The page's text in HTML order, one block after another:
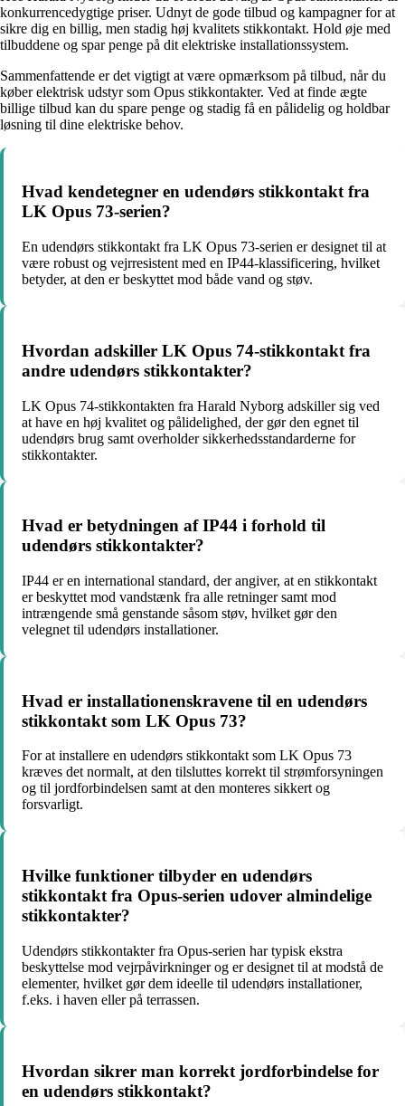
konkurrencedygtige priser. Udnyt de gode tilbud og kampagner for at
sikre dig en billig, men stadig høj kvalitets stikkontakt. Hold øje med
tilbuddene og spar penge på dit elektriske installationssystem.
Sammenfattende er det vigtigt at være opmærksom på tilbud, når du
køber elektrisk udstyr som Opus stikkontakter. Ved at finde ægte
billige tilbud kan du spare penge og stadig få en pålidelig og holdbar
løsning til dine elektriske behov.
Hvad kendetegner en udendørs stikkontakt fra
LK Opus 73-serien?
En udendørs stikkontakt fra LK Opus 73-serien er designet til at
være robust og vejrresistent med en IP44-klassificering, hvilket
betyder, at den er beskyttet mod både vand og støv.
Hvordan adskiller LK Opus 74-stikkontakt fra
andre udendørs stikkontakter?
LK Opus 74-stikkontakten fra Harald Nyborg adskiller sig ved
at have en høj kvalitet og pålidelighed, der gør den egnet til
udendørs brug samt overholder sikkerhedsstandarderne for
stikkontakter.
Hvad er betydningen af IP44 i forhold til
udendørs stikkontakter?
IP44 er en international standard, der angiver, at en stikkontakt
er beskyttet mod vandstænk fra alle retninger samt mod
intrængende små genstande såsom støv, hvilket gør den
velegnet til udendørs installationer.
Hvad er installationenskravene til en udendørs
stikkontakt som LK Opus 73?
For at installere en udendørs stikkontakt som LK Opus 73
kræves det normalt, at den tilsluttes korrekt til strømforsyningen
og til jordforbindelsen samt at den monteres sikkert og
forsvarligt.
Hvilke funktioner tilbyder en udendørs
stikkontakt fra Opus-serien udover almindelige
stikkontakter?
Udendørs stikkontakter fra Opus-serien har typisk ekstra
beskyttelse mod vejrpåvirkninger og er designet til at modstå de
elementer, hvilket gør dem ideelle til udendørs installationer,
f.eks. i haven eller på terrassen.
Hvordan sikrer man korrekt jordforbindelse for
en udendørs stikkontakt?